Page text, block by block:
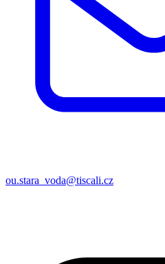
ou.stara_voda@tiscali.cz